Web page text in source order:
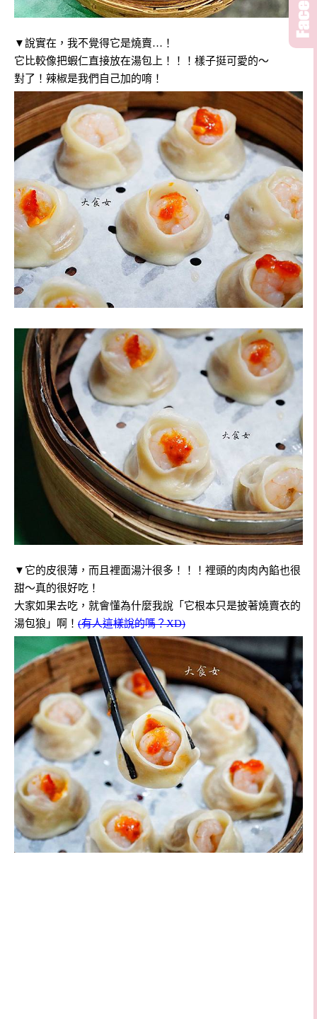
▼說實在，我不覺得它是燒賣…！
它比較像把蝦仁直接放在湯包上！！！樣子挺可愛的～
對了！辣椒是我們自己加的唷！
▼它的皮很薄，而且裡面湯汁很多！！！裡頭的肉肉內餡也很
甜～真的很好吃！
大家如果去吃，就會懂為什麼我說「它根本只是披著燒賣衣的
湯包狼」啊！ (有人這樣說的嗎？XD)